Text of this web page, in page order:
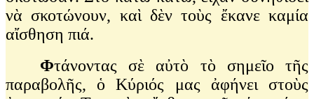
νὰ σκοτώνουν, καὶ δὲν τοὺς ἔκανε καμία
αἴσθηση πιά.
Φτάνοντας σὲ αὐτὸ τὸ σημεῖο τῆς
παραβολῆς, ὁ Κύριός μας ἀφήνει στοὺς